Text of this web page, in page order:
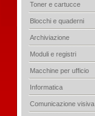
Toner e cartucce
Blocchi e quaderni
Archiviazione
Moduli e registri
Macchine per ufficio
Informatica
Comunicazione visiva